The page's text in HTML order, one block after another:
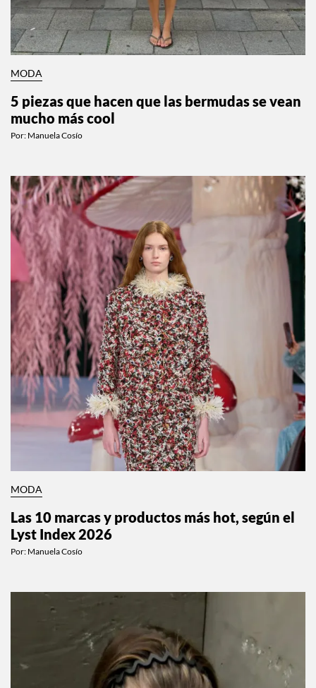
MODA
5 piezas que hacen que las bermudas se vean
mucho más cool
Por: Manuela Cosío
MODA
Las 10 marcas y productos más hot, según el
Lyst Index 2026
Por: Manuela Cosío